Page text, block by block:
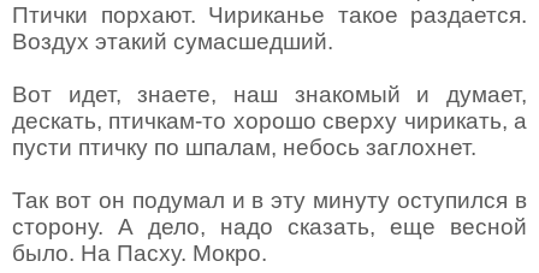
Птички порхают. Чириканье такое раздается.
Воздух этакий сумасшедший.
Вот идет, знаете, наш знакомый и думает,
дескать, птичкам-то хорошо сверху чирикать, а
пусти птичку по шпалам, небось заглохнет.
Так вот он подумал и в эту минуту оступился в
сторону. А дело, надо сказать, еще весной
было. На Пасху. Мокро.